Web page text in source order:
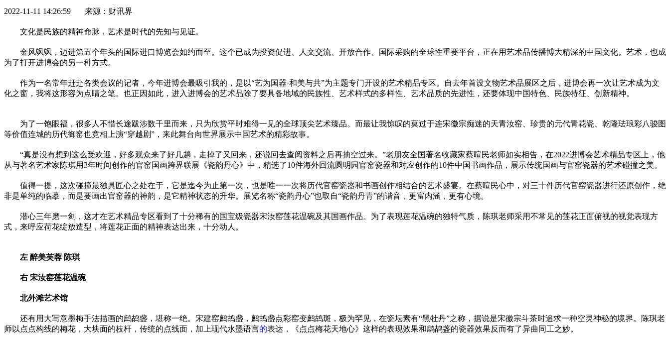
2022-11-11 14:26:59 来源：财讯界
文化是民族的精神命脉，艺术是时代的先知与见证。
金风飒飒，迈进第五个年头的国际进口博览会如约而至。这个已成为投资促进、人文交流、开放合作、国际采购的全球性重要平台，正在用艺术品传播博大精深的中国文化。艺术，也成
为了打开进博会的另一种方式。
作为一名常年赶赴各类会议的记者，今年进博会最吸引我的，是以“艺为国器·和美与共”为主题专门开设的艺术精品专区。自去年首设文物艺术品展区之后，进博会再一次让艺术成为文
化之窗，我将这形容为点睛之笔。也正因如此，进入进博会的艺术品除了要具备地域的民族性 、艺术样式的多样性 、艺术品质的先进性 ，还要体现中国特色 、民族特征、创新精神。
为了一饱眼福，很多人不惜长途跋涉数千里而来，只为欣赏平时难得一见的全球顶尖艺术臻品。而最让我惊叹的莫过于连宋徽宗痴迷的天青汝窑、珍贵的元代青花瓷、乾隆珐琅彩八骏图
等价值连城的历代御窑也竞相上演“穿越剧”，来此舞台向世界展示中国艺术的精彩故事。
“真是没有想到这么受欢迎，好多观众来了好几趟，走掉了又回来，还说回去查阅资料之后再抽空过来。”老朋友全国著名收藏家蔡暄民老师如实相告，在2022进博会艺术精品专区上，他
从与著名艺术家陈琪用3年时间创作的官窑国画跨界联展《瓷韵丹心》中，精选了10件海外回流圆明园官窑瓷器和对应创作的10件中国书画作品，展示传统国画与官窑瓷器的艺术碰撞之美。
值得一提，这次碰撞最独具匠心之处在于，它是迄今为止第一次，也是唯一一次将历代官窑瓷器和书画创作相结合的艺术盛宴。在蔡暄民心中，对三十件历代官窑瓷器进行还原创作，绝
非是单纯的临摹，而是要画出官窑器的神韵，是它精神状态的升华。展览名称“瓷韵丹心”也取自“瓷韵丹青”的谐音，更富内涵，更有心境。
潜心三年磨一剑，这才在艺术精品专区看到了十分稀有的国宝级瓷器宋汝窑莲花温碗及其国画作品。为了表现莲花温碗的独特气质，陈琪老师采用不常见的莲花正面俯视的视觉表现方
式，来呼应荷花绽放造型，将莲花正面的精神表达出来，十分动人。
左 醉美芙蓉 陈琪
右 宋汝窑莲花温碗
北外滩艺术馆
还有用大写意墨梅手法描画的鹧鸪盏，堪称一绝。宋建窑鹧鸪盏，鹧鸪盏点彩窑变鹧鸪斑，极为罕见，在瓷坛素有“黑牡丹”之称，据说是宋徽宗斗茶时追求一种空灵神秘的境界。陈琪老
师以点点构线的梅花，大块面的枝杆，传统的点线面，加上现代水墨语言的表达，《点点梅花天地心》这样的表现效果和鹧鸪盏的瓷器效果反而有了异曲同工之妙。